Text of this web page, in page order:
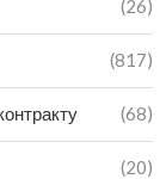
(26)
(817)
(68)
(20)